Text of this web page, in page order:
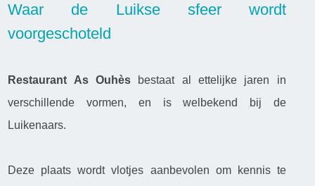
Waar de Luikse sfeer wordt
voorgeschoteld
Restaurant As Ouhès bestaat al ettelijke jaren in
verschillende vormen, en is welbekend bij de
Luikenaars.
Deze plaats wordt vlotjes aanbevolen om kennis te